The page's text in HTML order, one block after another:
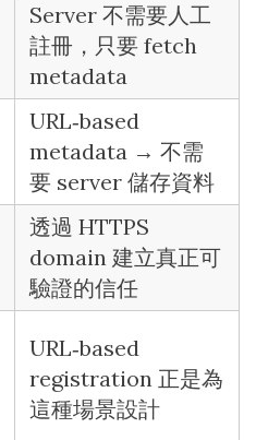
Server 不需要人工
註冊，只要 fetch
metadata
URL‑based
metadata → 不需
要 server 儲存資料
透過 HTTPS
domain 建立真正可
驗證的信任
URL‑based
registration 正是為
這種場景設計